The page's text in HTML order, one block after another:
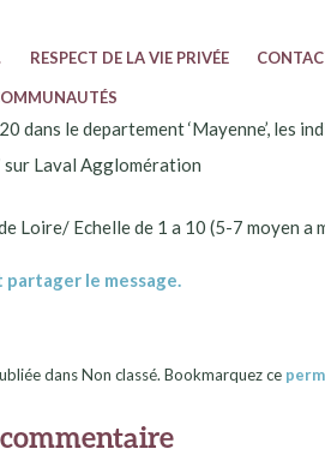
RESPECT DE LA VIE PRIVÉE
dans le departement ‘Mayenne’, les
sur Laval Agglomération
Loire/ Echelle de 1 a 10 (5-7 moyen a
le message.
dans Non classé. Bookmarquez ce